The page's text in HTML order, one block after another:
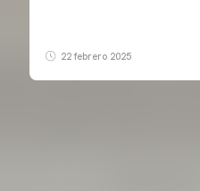
22 febrero 2025